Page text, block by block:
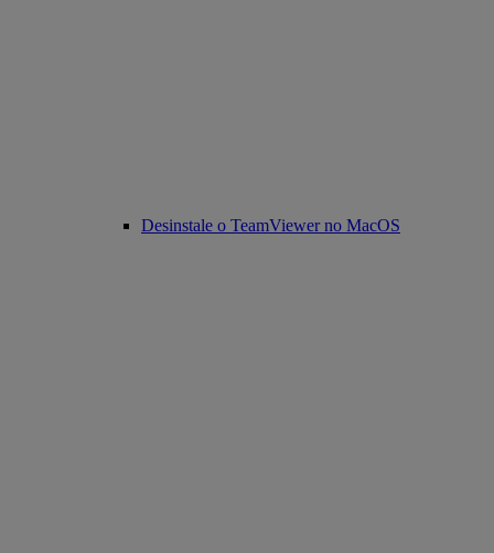
Desinstale o TeamViewer no MacOS